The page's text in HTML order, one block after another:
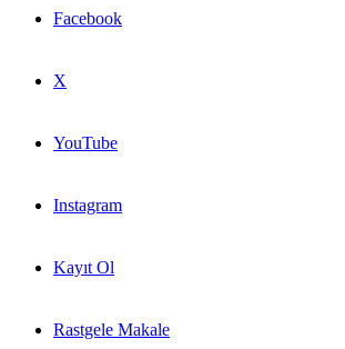
Facebook
X
YouTube
Instagram
Kayıt Ol
Rastgele Makale